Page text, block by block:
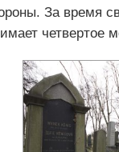
За время